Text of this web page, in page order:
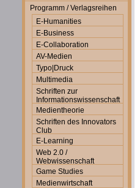
Programm / Verlagsreihen
E-Humanities
E-Business
E-Collaboration
AV-Medien
Typo|Druck
Multimedia
Schriften zur
Informationswissenschaft
Medientheorie
Schriften des Innovators
Club
E-Learning
Web 2.0 /
Webwissenschaft
Game Studies
Medienwirtschaft